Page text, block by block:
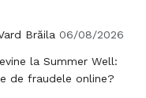
Brăila 06/08/2026
la Summer Well:
de fraudele online?